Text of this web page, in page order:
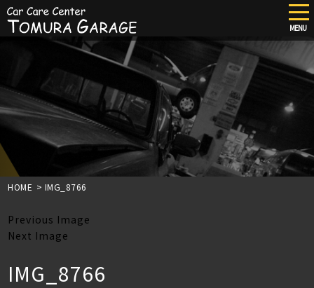
content
MENU
HOME > IMG_8766
Previous Image
Next Image
IMG_8766